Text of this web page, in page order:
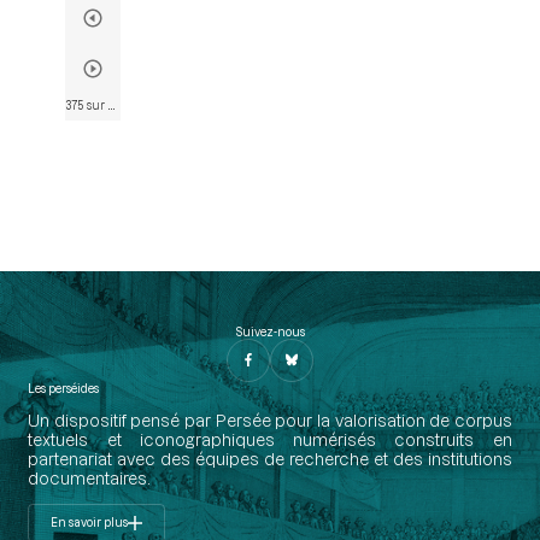
Suivez-nous
Les perséides
Un dispositif pensé par Persée pour la valorisation de corpus
textuels et iconographiques numérisés construits en
partenariat avec des équipes de recherche et des institutions
documentaires.
En savoir plus